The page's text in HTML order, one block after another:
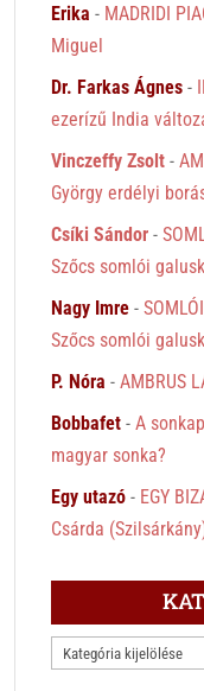
Erika - MADRIDI
Miguel
Dr. Farkas Ágnes -
ezerízű India
Vinczeffy Zsolt -
György erdélyi
Csíki Sándor -
Szőcs somlói
Nagy Imre -
Szőcs somlói
P. Nóra -AMBRUS
Bobbafet -A
magyar sonka?
Egy utazó - EGY
Csárda
KATEGÓRIÁK